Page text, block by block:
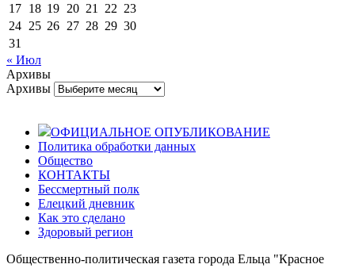
17 18 19 20 21 22 23
24 25 26 27 28 29 30
31
« Июл
Архивы
Архивы
ОФИЦИАЛЬНОЕ ОПУБЛИКОВАНИЕ
Политика обработки данных
Общество
КОНТАКТЫ
Бессмертный полк
Елецкий дневник
Как это сделано
Здоровый регион
Общественно-политическая газета города Ельца "Красное